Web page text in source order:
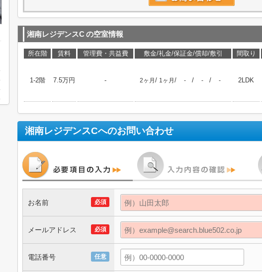
湘南レジデンスC の空室情報
所在階 賃料 管理費・共益費 敷金/礼金/保証金/償却/敷引 間取り
1-2階 7.5万円 - 2ヶ月 / 1ヶ月 / - / - / - 2LDK
湘南レジデンスCへのお問い合わせ
必須
お名前
必須
メールアドレス
任意
電話番号